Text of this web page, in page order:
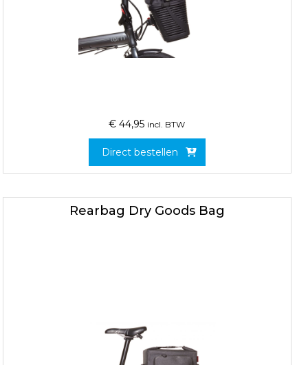
€ 44,95 incl. BTW
Direct bestellen
Rearbag Dry Goods Bag